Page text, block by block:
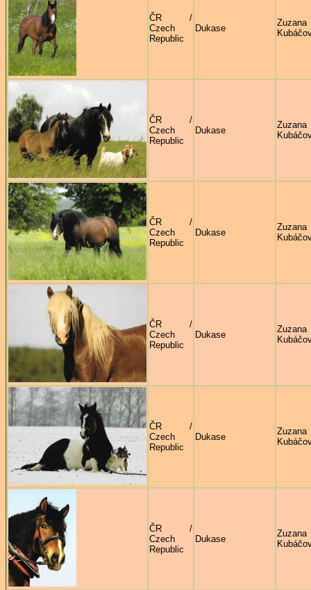
ČR /
Czech
Republic
Dukase
Zuzana
ČR /
Czech
Republic
Dukase
Zuzana
ČR /
Czech
Republic
Dukase
Zuzana
ČR /
Czech
Republic
Dukase
Zuzana
ČR /
Czech
Republic
Dukase
Zuzana
ČR /
Czech
Republic
Dukase
Zuzana